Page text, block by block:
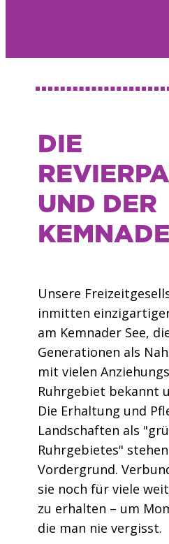
DIE
UND DER
Unsere
inmitten
am Kemnader See,
Generationen als
mit vielen
Ruhrgebiet bekannt
Die Erhaltung und
Landschaften als
Ruhrgebietes"
Vordergrund.
sie noch für viele
zu erhalten – um
die man nie vergisst.